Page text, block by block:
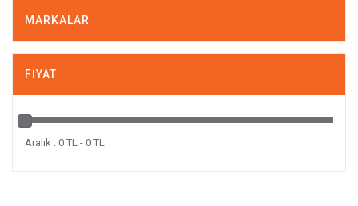
MARKALAR
FIYAT
Aralık : 0 TL - 0 TL